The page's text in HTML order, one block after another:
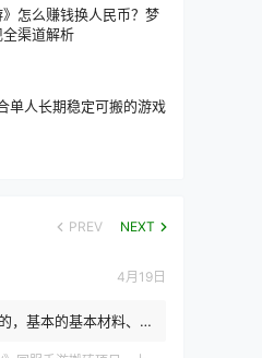
》怎么赚钱换人民币？梦
渠道解析
单人长期稳定可搬的游戏
PREV NEXT
4月19日
，基本的基本材料、白